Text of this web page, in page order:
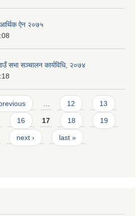
आर्थिक ऐन २०७५
सभा सञ्चालन कार्यविधि, २०७४
12 13
16 17 18 19
next › last »